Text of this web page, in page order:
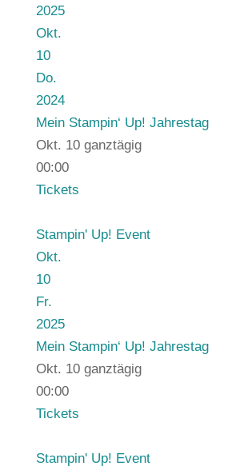
2025
Okt.
10
Do.
2024
Mein Stampin‘ Up! Jahrestag
Okt. 10 ganztägig
00:00
Tickets
Stampin' Up! Event
Okt.
10
Fr.
2025
Mein Stampin‘ Up! Jahrestag
Okt. 10 ganztägig
00:00
Tickets
Stampin' Up! Event